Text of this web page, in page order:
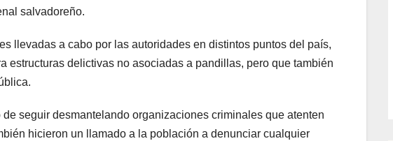
salvadoreño.
llevadas a cabo por las autoridades en distintos puntos del país,
estructuras delictivas no asociadas a pandillas, pero que también
seguir desmantelando organizaciones criminales que atenten
hicieron un llamado a la población a denunciar cualquier